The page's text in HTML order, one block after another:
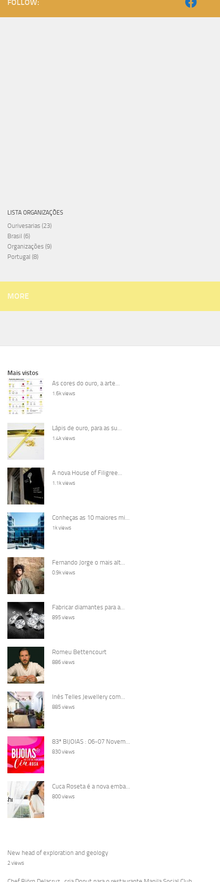
FOLLOW:
LISTA ORGANIZAÇÕES
Ourivesarias (23)
Brasil (6)
Organizações (9)
Portugal (8)
MORE
Mais vistos
As cores do ouro, a arte...
1.6k views
Lápis de ouro, para as su...
1.4k views
A nova House of Filigree...
1.1k views
Conheças as 10 maiores mi...
1k views
Fernando Jorge o mais alt...
0.9k views
Fabricar diamantes para a...
895 views
Romeu Bettencourt
886 views
Inês Telles Jewellery com...
885 views
83ª BIJOIAS : 06-07 Novem...
830 views
Cuca Roseta é a nova emba...
800 views
New head of exploration and geology
2 views